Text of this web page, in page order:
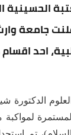
الحسينية
جامعة
احد